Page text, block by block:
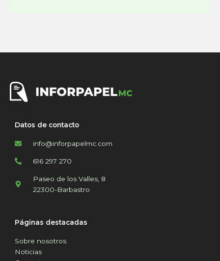
Datos de contacto
info@inforpapelmc.com
616 297 270
Paseo de los Valles, 8
22300-Barbastro
Páginas destacadas
Sobre nosotros
Noticias